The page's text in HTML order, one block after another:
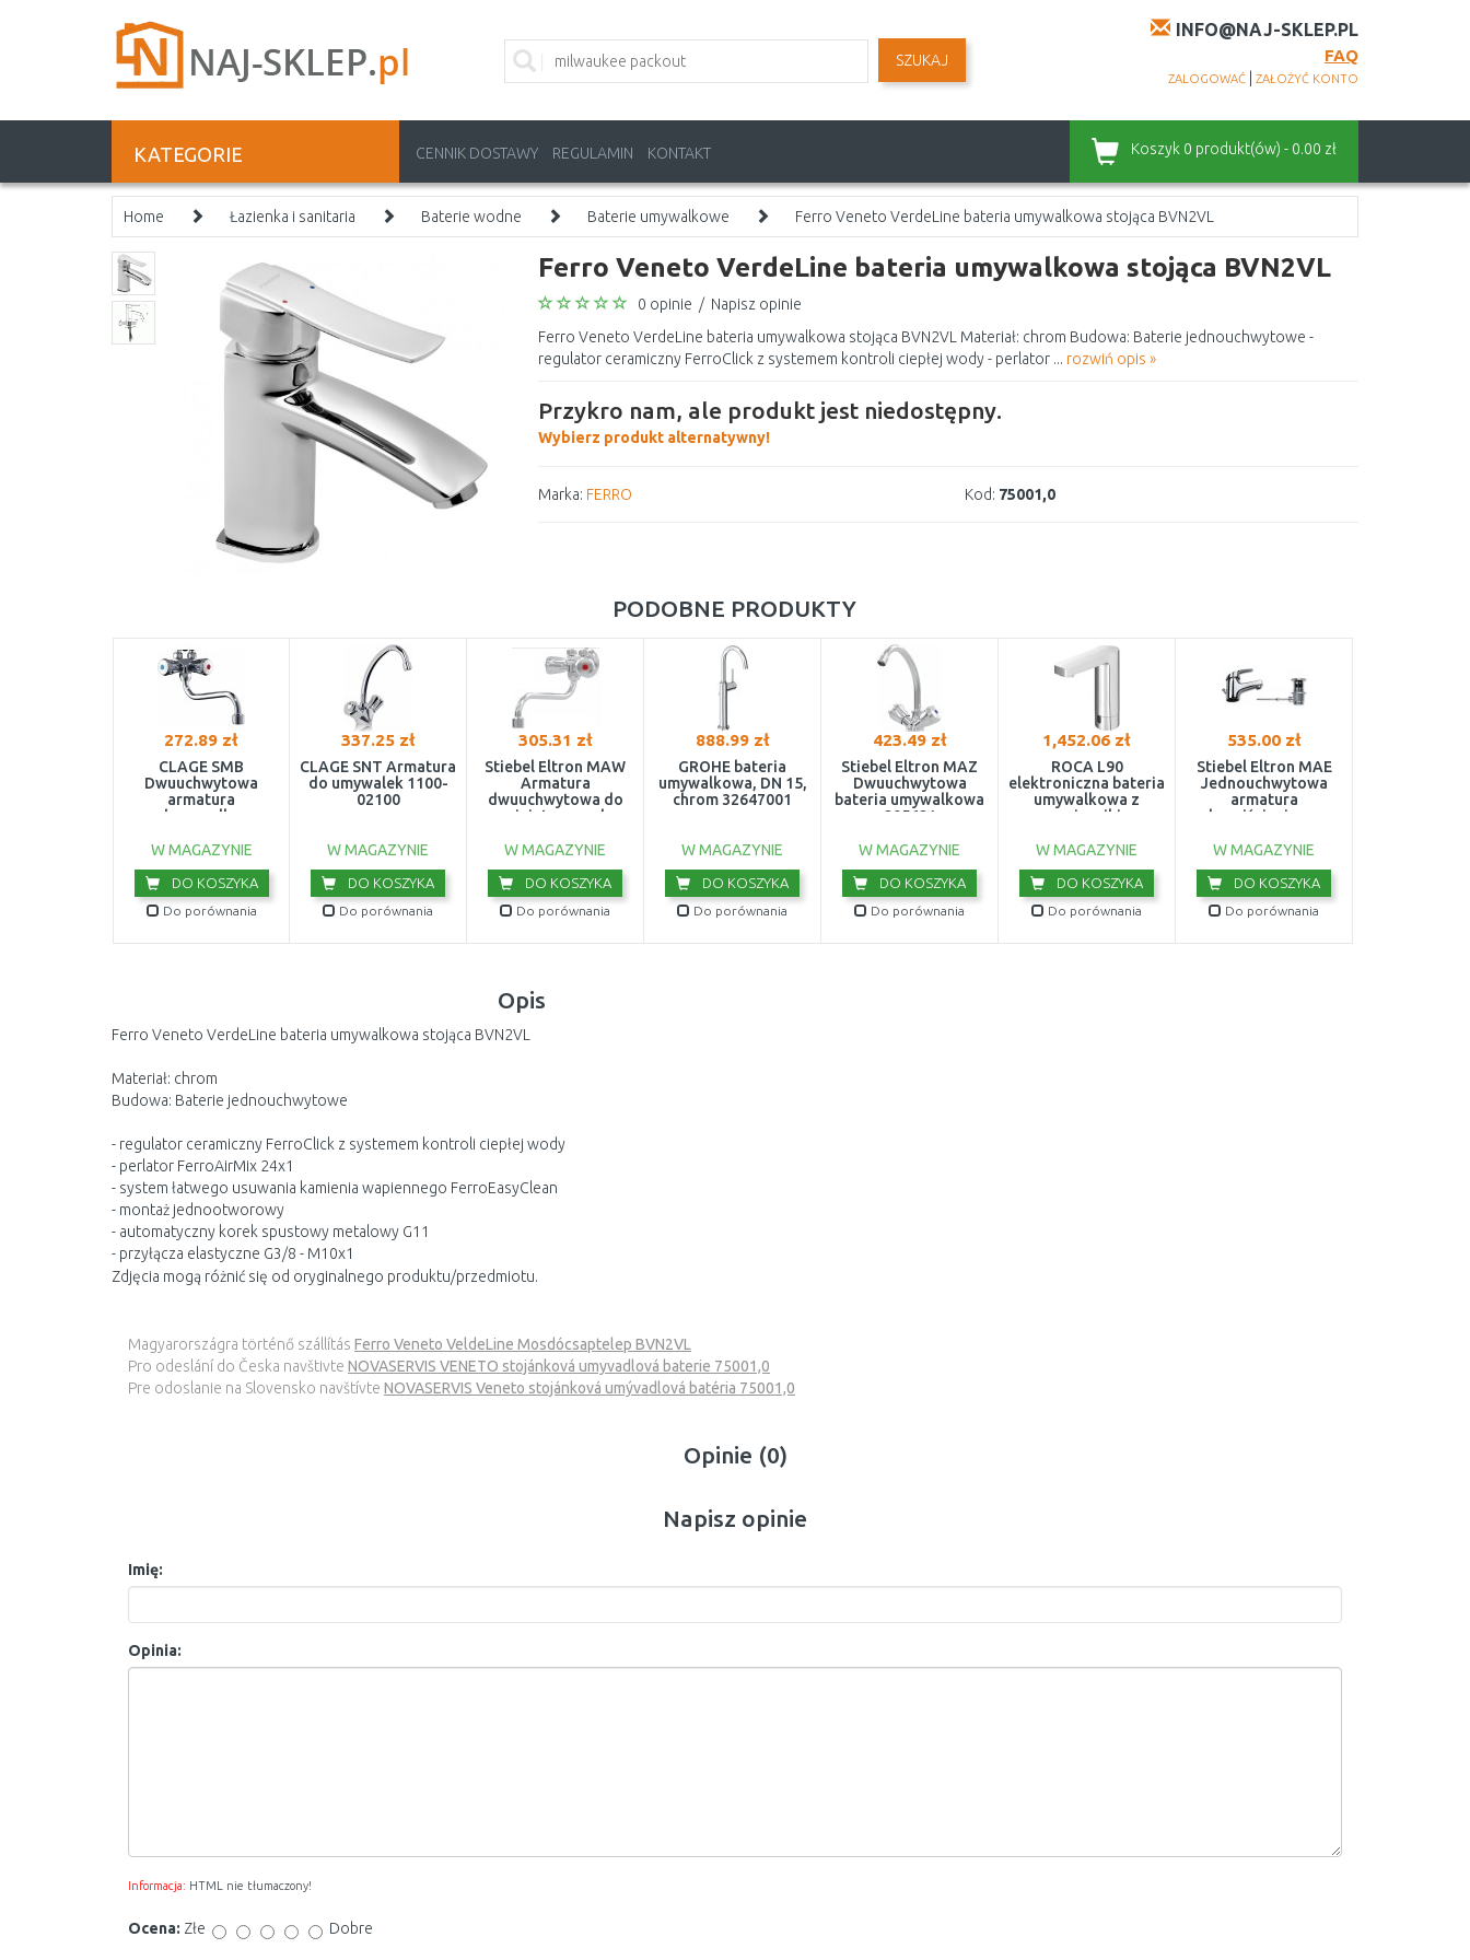
INFO@NAJ-SKLEP.PL
FAQ
ZALOGOWAĆ ZAŁOŻYĆ KONTO
SZUKAJ
KATEGORIE CENNIK DOSTAWY REGULAMIN KONTAKT Koszyk 0 produkt(ów) - 0.00 zł
Home Łazienka i sanitaria Baterie wodne Baterie umywalkowe Ferro Veneto VerdeLine bateria umywalkowa stojąca BVN2VL
Ferro Veneto VerdeLine bateria umywalkowa stojąca BVN2VL
0 opinie / Napisz opinie
Ferro Veneto VerdeLine bateria umywalkowa stojąca BVN2VL Materiał: chrom Budowa: Baterie jednouchwytowe -
regulator ceramiczny FerroClick z systemem kontroli ciepłej wody - perlator ... rozwiń opis »
Przykro nam, ale produkt jest niedostępny.
Wybierz produkt alternatywny!
Marka: FERRO Kod: 75001,0
PODOBNE PRODUKTY
272.89 zł
CLAGE SMB
Dwuuchwytowa
armatura
nadumywalkowa
W MAGAZYNIE
DO KOSZYKA
Do porównania
337.25 zł
CLAGE SNT Armatura
do umywalek 1100-
02100
W MAGAZYNIE
DO KOSZYKA
Do porównania
305.31 zł
Stiebel Eltron MAW
Armatura
dwuuchwytowa do
miniaturowych
205620
W MAGAZYNIE
DO KOSZYKA
Do porównania
888.99 zł
GROHE bateria
umywalkowa, DN 15,
chrom 32647001
W MAGAZYNIE
DO KOSZYKA
Do porównania
423.49 zł
Stiebel Eltron MAZ
Dwuuchwytowa
bateria umywalkowa
205621
W MAGAZYNIE
DO KOSZYKA
Do porównania
1,452.06 zł
ROCA L90
elektroniczna bateria
umywalkowa z
ogranicznikiem
króm A5A5701C0
W MAGAZYNIE
DO KOSZYKA
Do porównania
535.00 zł
Stiebel Eltron MAE
Jednouchwytowa
armatura
bezciśnieniowa
W MAGAZYNIE
DO KOSZYKA
Do porównania
Opis
Ferro Veneto VerdeLine bateria umywalkowa stojąca BVN2VL
Materiał: chrom
Budowa: Baterie jednouchwytowe
- regulator ceramiczny FerroClick z systemem kontroli ciepłej wody
- perlator FerroAirMix 24x1
- system łatwego usuwania kamienia wapiennego FerroEasyClean
- montaż jednootworowy
- automatyczny korek spustowy metalowy G11
- przyłącza elastyczne G3/8 - M10x1
Zdjęcia mogą różnić się od oryginalnego produktu/przedmiotu.
Magyarországra történő szállítás Ferro Veneto VeldeLine Mosdócsaptelep BVN2VL
Pro odeslání do Česka navštivte NOVASERVIS VENETO stojánková umyvadlová baterie 75001,0
Pre odoslanie na Slovensko navštívte NOVASERVIS Veneto stojánková umývadlová batéria 75001,0
Opinie (0)
Napisz opinie
Imię:
Opinia:
Informacja: HTML nie tłumaczony!
Ocena: Złe Dobre